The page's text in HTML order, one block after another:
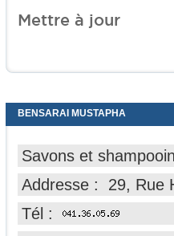
Mettre à jour
BENSARAI MUSTAPHA
Savons et
Addresse : 29, Rue
Tél :